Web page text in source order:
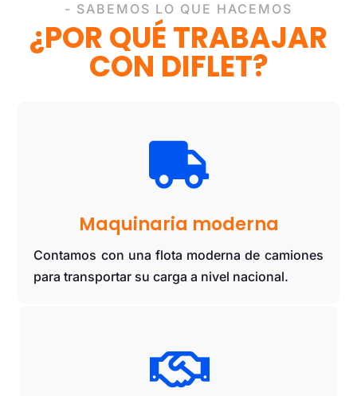
- SABEMOS LO QUE HACEMOS
¿POR QUÉ TRABAJAR
CON DIFLET?

Maquinaria moderna
Contamos con una flota moderna de camiones
para transportar su carga a nivel nacional.
